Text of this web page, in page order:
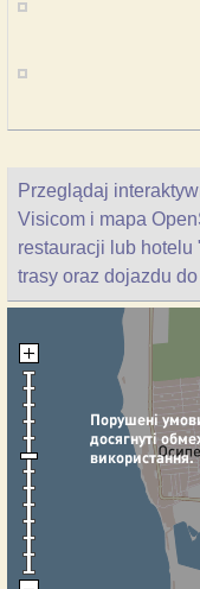
Przeglądaj
Visicom i mapa
restauracji lub
trasy oraz dojazdu